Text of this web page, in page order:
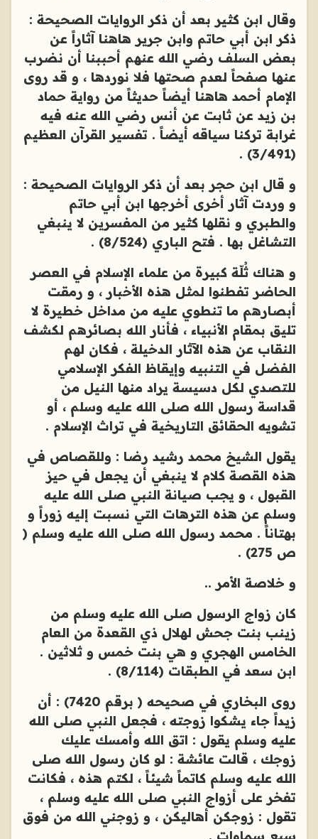
وقال ابن كثير بعد أن ذكر الروايات الصحيحة :
ذكر ابن أبي حاتم وابن جرير هاهنا آثاراً عن
بعض السلف رضي الله عنهم أحببنا أن نضرب
عنها صفحاً لعدم صحتها فلا نوردها ، و قد روى
الإمام أحمد هاهنا أيضاً حديثاً من رواية حماد
بن زيد عن ثابت عن أنس رضي الله عنه فيه
غرابة تركنا سياقه أيضاً . تفسير القرآن العظيم
(3/491) .
و قال ابن حجر بعد أن ذكر الروايات الصحيحة :
و وردت آثار أخرى أخرجها ابن أبي حاتم
والطبري و نقلها كثير من المفسرين لا ينبغي
التشاغل بها . فتح الباري (8/524) .
و هناك ثُلّة كبيرة من علماء الإسلام في العصر
الحاضر تفطنوا لمثل هذه الأخبار ، و رمقت
أبصارهم ما تنطوي عليه من مداخل خطيرة لا
تليق بمقام الأنبياء ، فأنار الله بصائرهم لكشف
النقاب عن هذه الآثار الدخيلة ، فكان لهم
الفضل في التنبيه وإيقاظ الفكر الإسلامي
للتصدي لكل دسيسة يراد منها النيل من
قداسة رسول الله صلى الله عليه وسلم ، أو
تشويه الحقائق التاريخية في تراث الإسلام .
يقول الشيخ محمد رشيد رضا : وللقصاص في
هذه القصة كلام لا ينبغي أن يجعل في حيز
القبول ، و يجب صيانة النبي صلى الله عليه
وسلم عن هذه الترهات التي نسبت إليه زوراً و
بهتاناً . محمد رسول الله صلى الله عليه وسلم (
ص 275) .
و خلاصة الأمر ..
كان زواج الرسول صلى الله عليه وسلم من
زينب بنت جحش لهلال ذي القعدة من العام
الخامس الهجري و هي بنت خمس و ثلاثين .
ابن سعد في الطبقات (8/114) .
روى البخاري في صحيحه ( برقم 7420) : أن
زيداً جاء يشكوا زوجته ، فجعل النبي صلى الله
عليه وسلم يقول : اتق الله وأمسك عليك
زوجك ، قالت عائشة : لو كان رسول الله صلى
الله عليه وسلم كاتماً شيئاً ، لكتم هذه ، فكانت
تفخر على أزواج النبي صلى الله عليه وسلم ،
تقول : زوجكن أهاليكن ، و زوجني الله من فوق
سبع سماوات .